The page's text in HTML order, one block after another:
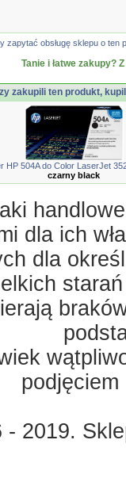
zapytać obsługę sklepu o
Tanie i łatwe zakupy?
zakupili ten produkt,
HP 504A do Color LaserJet
czarny black
dla ich
dla
- 2019.